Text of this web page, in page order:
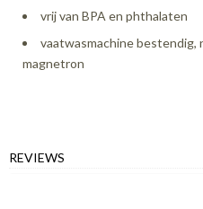
vrij van BPA en phthalaten
vaatwasmachine bestendig,
magnetron
REVIEWS